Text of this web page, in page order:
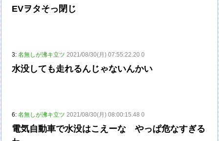
EVヲタそっ閉じ
3:名無しが沸キ立ツ 2021/08/30(月) 07:55:22.20 0
水没しても走れるんじゃないんかい
6:名無しが沸キ立ツ 2021/08/30(月) 08:00:15.48 0
電気自動車で水没はこえーな やっぱ危なすぎる